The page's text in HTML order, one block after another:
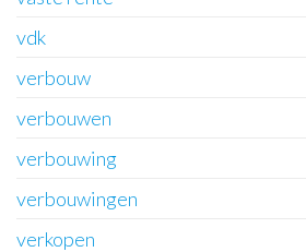
vdk
verbouw
verbouwen
verbouwing
verbouwingen
verkopen